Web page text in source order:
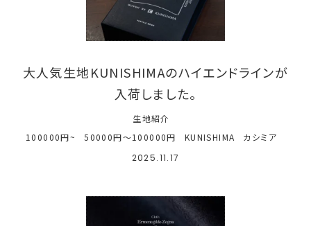
大人気生地KUNISHIMAのハイエンドラインが
入荷しました。
生地紹介
100000円~
50000円～100000円 KUNISHIMA
カシミア
2025.11.17